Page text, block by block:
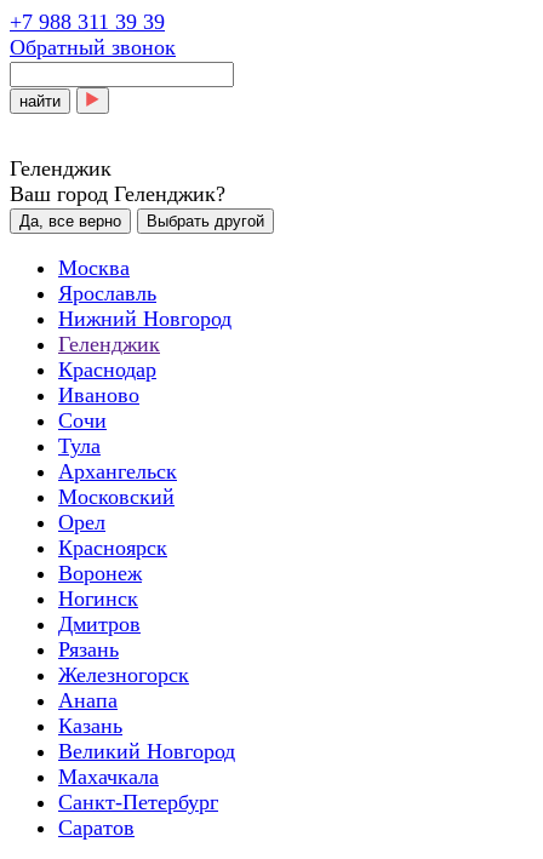
+7 988 311 39 39
Обратный звонок
найти
Геленджик
Ваш город Геленджик?
Да, все верно Выбрать другой
Москва
Ярославль
Нижний Новгород
Геленджик
Краснодар
Иваново
Сочи
Тула
Архангельск
Московский
Орел
Красноярск
Воронеж
Ногинск
Дмитров
Рязань
Железногорск
Анапа
Казань
Великий Новгород
Махачкала
Санкт-Петербург
Саратов